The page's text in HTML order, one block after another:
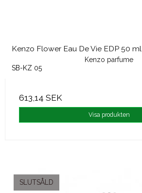
Kenzo Flower Eau De Vie EDP 50 ml
Kenzo parfume
SB-KZ 05
613,14 SEK
Visa produkten
SLUTSÅLD